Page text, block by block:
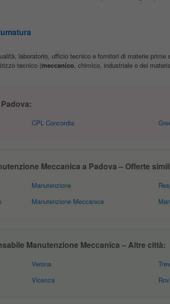
laboratorio, ufficio tecnico e fornitori di materie
tecnico (meccanico, chimico, industriale o dei
CPL Concordia
Meccanica a Padova – Offerte
Manutenzione
Manutenzione Meccanica
Manutenzione Meccanica – Altre città:
Verona
Vicenza